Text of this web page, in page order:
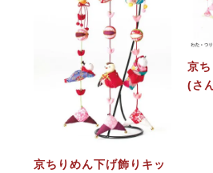
京ちりめん下げ飾りキッ
京
(さ